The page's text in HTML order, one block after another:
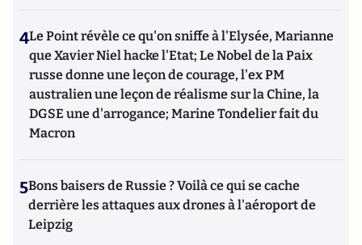
4Le Point révèle ce qu'on sniffe à l'Elysée, Marianne
que Xavier Niel hacke l'Etat; Le Nobel de la Paix
russe donne une leçon de courage, l'ex PM
australien une leçon de réalisme sur la Chine, la
DGSE une d'arrogance; Marine Tondelier fait du
Macron
5Bons baisers de Russie ? Voilà ce qui se cache
derrière les attaques aux drones à l'aéroport de
Leipzig